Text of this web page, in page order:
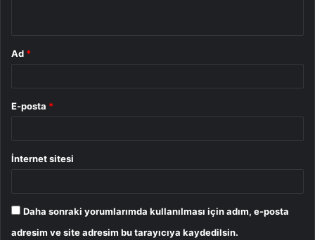
Ad *
E-posta *
İnternet sitesi
Daha sonraki yorumlarımda kullanılması için adım, e-posta
adresim ve site adresim bu tarayıcıya kaydedilsin.